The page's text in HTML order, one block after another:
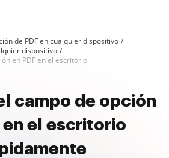
de PDF en cualquier dispositivo
dispositivo
en PDF en el escritorio
campo de opción
en el escritorio